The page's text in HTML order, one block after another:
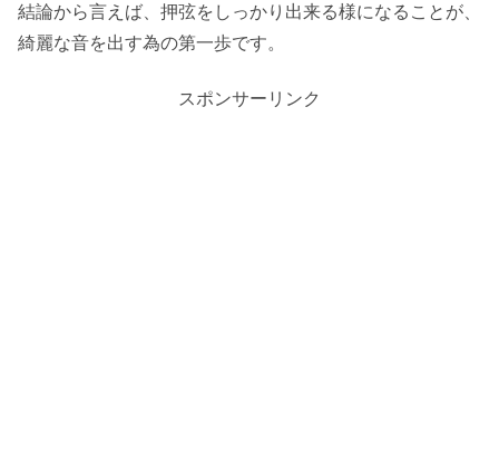
結論から言えば、押弦をしっかり出来る様になることが、
綺麗な音を出す為の第一歩です。
スポンサーリンク